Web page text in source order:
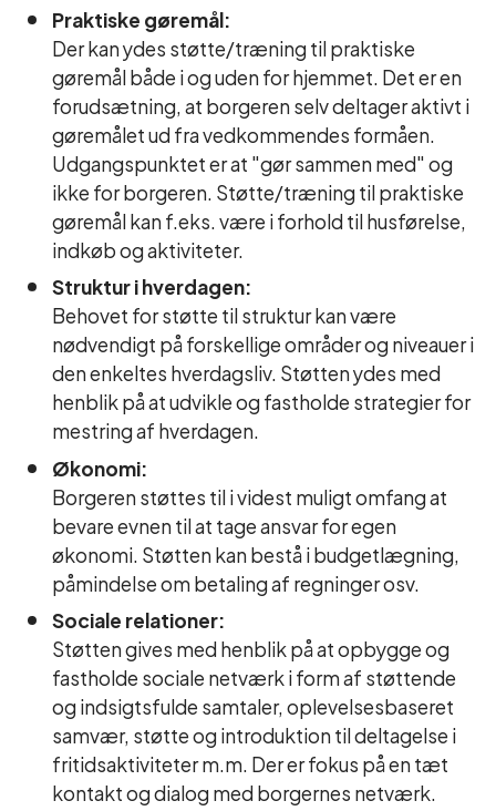
Praktiske gøremål:
Der kan ydes støtte/træning til praktiske
gøremål både i og uden for hjemmet. Det er en
forudsætning, at borgeren selv deltager aktivt i
gøremålet ud fra vedkommendes formåen.
Udgangspunktet er at "gør sammen med" og
ikke for borgeren. Støtte/træning til praktiske
gøremål kan f.eks. være i forhold til husførelse,
indkøb og aktiviteter.
Struktur i hverdagen:
Behovet for støtte til struktur kan være
nødvendigt på forskellige områder og niveauer i
den enkeltes hverdagsliv. Støtten ydes med
henblik på at udvikle og fastholde strategier for
mestring af hverdagen.
Økonomi:
Borgeren støttes til i videst muligt omfang at
bevare evnen til at tage ansvar for egen
økonomi. Støtten kan bestå i budgetlægning,
påmindelse om betaling af regninger osv.
Sociale relationer:
Støtten gives med henblik på at opbygge og
fastholde sociale netværk i form af støttende
og indsigtsfulde samtaler, oplevelsesbaseret
samvær, støtte og introduktion til deltagelse i
fritidsaktiviteter m.m. Der er fokus på en tæt
kontakt og dialog med borgernes netværk.